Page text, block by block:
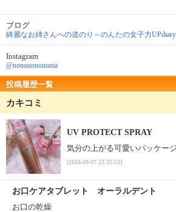
ブログ
綺麗なお姉さんへの道のり～のんたの女子力
Instagram
@nonononononta
投稿履歴一覧
カキコミ
UV PROTECT SPRAY
気分の上がる可愛いパッケージ
[2018-09-07 23:25:53]
お口ケアタブレット オーラルデント
お口の乾燥